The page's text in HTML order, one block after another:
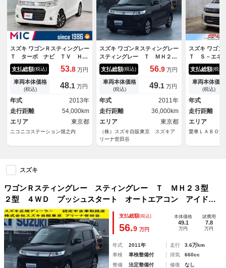
スズキ ワゴンＲスティングレー
Ｔ ターボ ナビ ＴＶ ＨＩ
Ｄ スマートキー アイドリン
グストップ 電動格納ミラー
ＣＶＴ ＡＢＳ ＣＤ アルミ
ホイール 衝突安全ボディ エ
アコン パワーステアリング
パワーウィンドウ
支払総額(税込) 53.8 万円
車両本体価格
(税込) 48.1 万円
年式
2013年
走行距離
54,000km
エリア
東京都
ニコニコステーション堀之内
スズキ ワゴンＲスティングレー
スティングレー Ｔ ＭＨ２３
型 ２型 ４ＷＤ プッシュス
タート オートエアコン アイ
ドリングストップ 衝突安全ボ
支払総額(税込) 56.9 万円
車両本体価格
(税込) 49.1 万円
年式
2011年
走行距離
36,000km
エリア
東京都
（株）スズキ自販東京 スズキア
リーナ世田谷
スズキ ワゴン
Ｔ Ｓ－エネ
ｅｔｏｏｔ
ＥＴＣ フル
シートヒー
ー オートラ
コン プッシ
ミングチェ
ング済み
支払総額(税込)
車両本体価格
(税込)
年式
走行距離
エリア
愛車ＬＡＢＯ清
スズキ
ワゴンＲスティングレー スティングレー Ｔ ＭＨ２３型
２型 ４ＷＤ プッシュスタート オートエアコン アイドリ
ングストップ 衝突安全ボディ
支払総額(税込)
56.9 万円
本体価格
49.1
万円
諸費用
7.8
万円
年式 2011年 走行
3.6万km
車検
車検整備付 排気
660cc
整備
法定整備付 修復
なし